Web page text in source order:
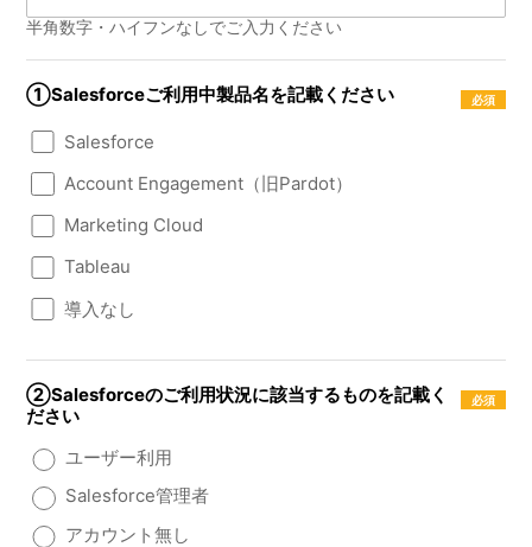
半角数字・ハイフンなしでご入力ください
①Salesforceご利用中製品名を記載ください
Salesforce
Account Engagement（旧Pardot）
Marketing Cloud
Tableau
導入なし
②Salesforceのご利用状況に該当するものを記載く
ださい
ユーザー利用
Salesforce管理者
アカウント無し